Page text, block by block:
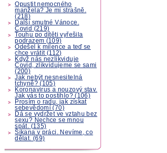
Opustit nemocného
manžela? Je mi strašně.
(218)
Další smutné Vánoce.
Covid (219)
Touhu po dítěti vyřešila
podrazem (109)
Odešel k milence a teď se
chce vrátit (112)
Když nás nezlikviduje
Covid, zlikvidujeme se sami
(200)
Jak nebýt nesnesitelná
tchyně? (105)
Koronavirus a nouzový stav.
Jak vás to postihlo? (106)
Prosím o radu, jak získat
sebevědomí (70)
Dá se vydržet ve vztahu bez
sexu? Nechce se mnou
spát. (135)
Šikana v práci. Nevíme, co
dělat. (69)